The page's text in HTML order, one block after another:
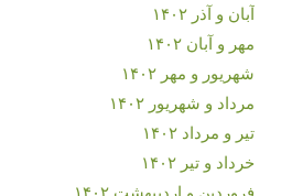
آبان و آذر ۱۴۰۲
مهر و آبان ۱۴۰۲
شهریور و مهر ۱۴۰۲
مرداد و شهریور ۱۴۰۲
تیر و مرداد ۱۴۰۲
خرداد و تیر ۱۴۰۲